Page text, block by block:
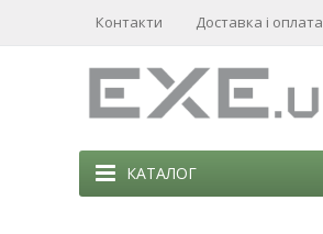
Контакти Доставка і оплата
КАТАЛОГ